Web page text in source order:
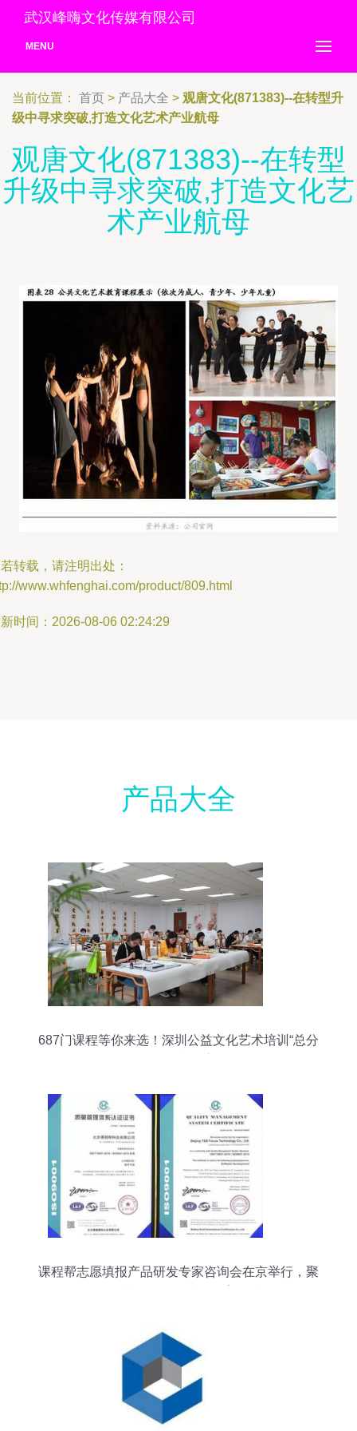
武汉峰嗨文化传媒有限公司
MENU
当前位置： 首页 > 产品大全 > 观唐文化(871383)--在转型升
级中寻求突破,打造文化艺术产业航母
观唐文化(871383)--在转型
升级中寻求突破,打造文化艺
术产业航母
转载，请注明出处：
www.whfenghai.com/product/809.html
时间：2026-08-06 02:24:29
产品大全
687门课程等你来选！深圳公益文化艺术培训“总分
课程帮志愿填报产品研发专家咨询会在京举行，聚